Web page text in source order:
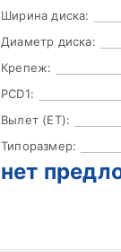
Ширина диска:
Диаметр диска:
Крепеж:
PCD1:
Вылет (ET):
Типоразмер:
нет